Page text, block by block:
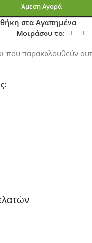
Άμεση Αγορά
στα Αγαπημένα
Μοιράσου το:
που παρακολουθούν